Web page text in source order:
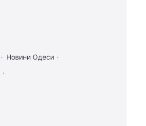
Новини Одеси